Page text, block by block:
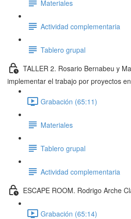
Materiales
Actividad complementaria
Tablero grupal
TALLER 2. Rosario Bernabeu y
implementar el trabajo por proyectos
Grabación (65:11)
Materiales
Tablero grupal
Actividad complementaria
ESCAPE ROOM. Rodrigo Arche
Grabación (65:14)